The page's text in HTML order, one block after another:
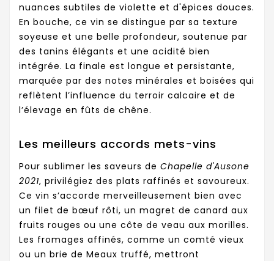
nuances subtiles de violette et d'épices douces.
En bouche, ce vin se distingue par sa texture
soyeuse et une belle profondeur, soutenue par
des tanins élégants et une acidité bien
intégrée. La finale est longue et persistante,
marquée par des notes minérales et boisées qui
reflètent l’influence du terroir calcaire et de
l’élevage en fûts de chêne.
Les meilleurs accords mets-vins
Pour sublimer les saveurs de Chapelle d'Ausone
2021, privilégiez des plats raffinés et savoureux.
Ce vin s’accorde merveilleusement bien avec
un filet de bœuf rôti, un magret de canard aux
fruits rouges ou une côte de veau aux morilles.
Les fromages affinés, comme un comté vieux
ou un brie de Meaux truffé, mettront